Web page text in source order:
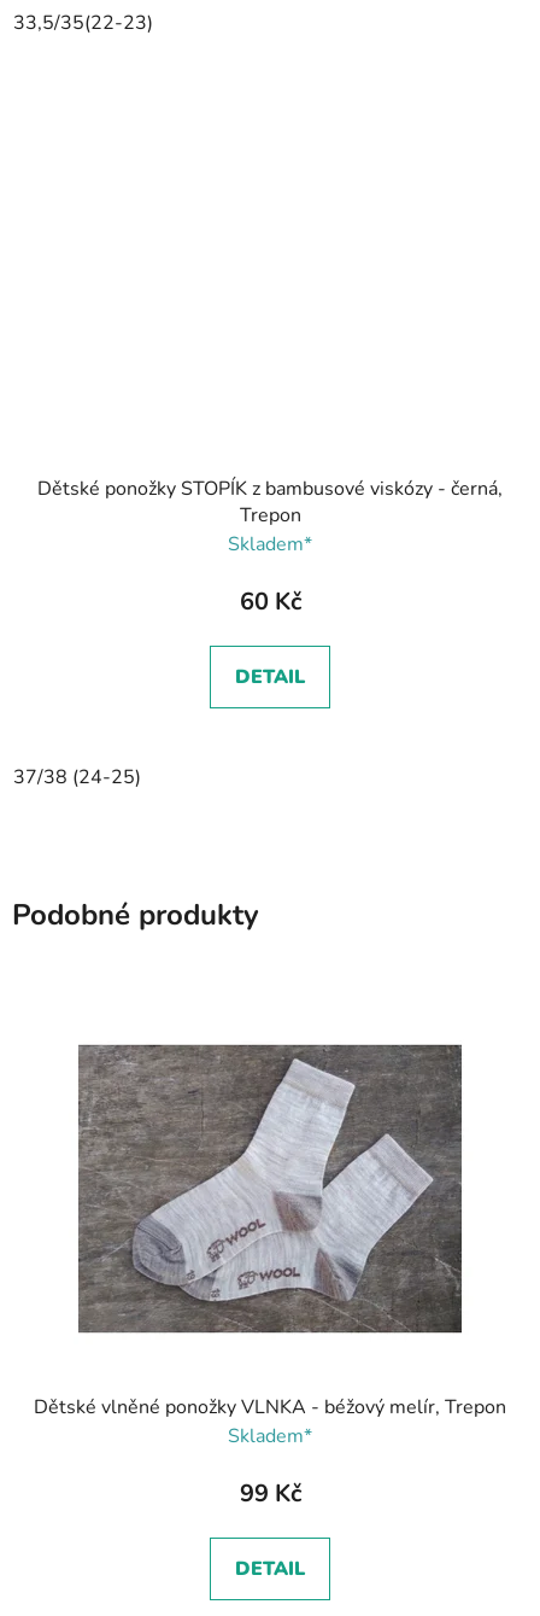
33,5/35(22-23)
Dětské ponožky STOPÍK z bambusové viskózy - černá,
Trepon
Skladem*
60 Kč
DETAIL
37/38 (24-25)
Podobné produkty
Dětské vlněné ponožky VLNKA - béžový melír, Trepon
Skladem*
99 Kč
DETAIL